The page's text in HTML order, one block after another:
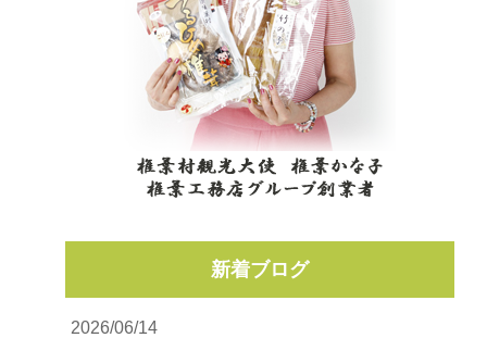
新着ブログ
2026/06/14